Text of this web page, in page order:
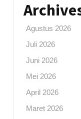
Agustus 2026
Juli 2026
Juni 2026
Mei 2026
April 2026
Maret 2026